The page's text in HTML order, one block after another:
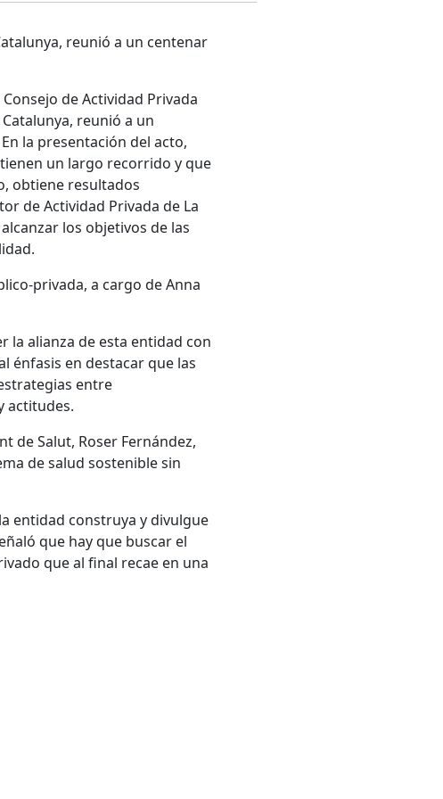
reunió a un centenar
de Actividad Privada
reunió a un
la presentación del acto,
un largo recorrido y que
obtiene resultados
de Actividad Privada de La
los objetivos de las
privada, a cargo de Anna
la alianza de esta entidad con
énfasis en destacar que las
entre
actitudes.
de Salut, Roser Fernández,
de salud sostenible sin
entidad construya y divulgue
que hay que buscar el
que al final recae en una